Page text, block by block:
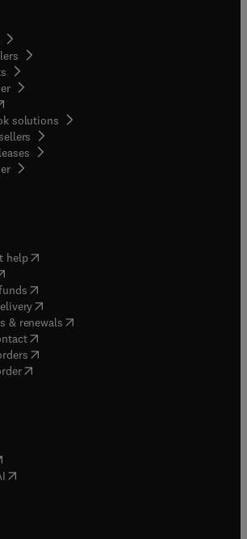
in new tab/window
solutions
( opens in new tab/window
help( opens in new tab/window
in new tab/window
( opens in new tab/window
(opens in new tab/window
& renewals( opens in new tab/window
( opens in new tab/window
( opens in new tab/window
in new tab/window
opens in new tab/window
in new tab/window
in new tab/window
in new tab/window